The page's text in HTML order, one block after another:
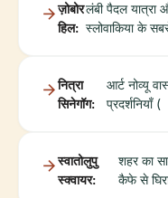
ज़ोबोर
हिल:
लंबी पैदल यात्रा
स्लोवाकिया के
नित्रा
सिनेगॉग:
आर्ट नोव्यू
प्रदर्शनियाँ (
स्वातोलुपु
स्क्वायर:
शहर का
कैफे से